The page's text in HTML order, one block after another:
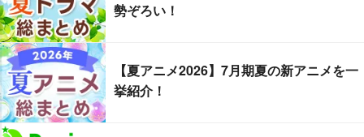
勢ぞろい！
【夏アニメ2026】7月期夏の新アニメを一
挙紹介！